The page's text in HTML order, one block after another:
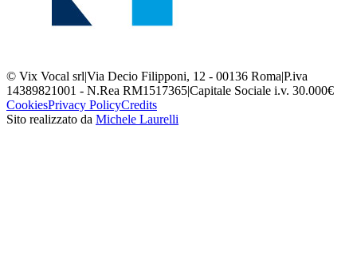
© Vix Vocal srl|Via Decio Filipponi, 12 - 00136 Roma|P.iva
14389821001 - N.Rea RM1517365|Capitale Sociale i.v. 30.000€
CookiesPrivacy PolicyCredits
Sito realizzato da Michele Laurelli